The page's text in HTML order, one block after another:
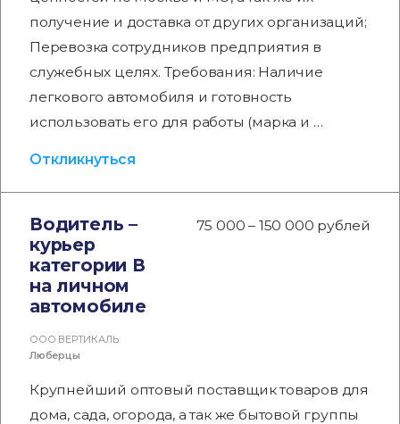
получение и доставка от других организаций;
Перевозка сотрудников предприятия в
служебных целях. Требования: Наличие
легкового автомобиля и готовность
использовать его для работы (марка и …
Откликнуться
Водитель –
курьер
категории В
на личном
автомобиле
75 000 – 150 000 рублей
ООО ВЕРТИКАЛЬ
Люберцы
Крупнейший оптовый поставщик товаров для
дома, сада, огорода, а так же бытовой группы